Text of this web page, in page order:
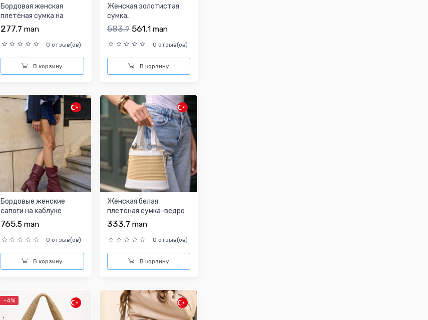
Бордовая женская
плетёная сумка на
плечо
277.7 man
0 отзыв(ов)
В корзину
Женская золотистая
сумка,
минималистичный
583.9 561.1 man
0 отзыв(ов)
В корзину
Бордовые женские
сапоги на каблуке
765.5 man
0 отзыв(ов)
В корзину
Женская белая
плетёная сумка-ведро
333.7 man
0 отзыв(ов)
В корзину
-4%